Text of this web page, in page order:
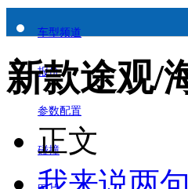
车型频道
报价
参数配置
碰撞
新款途观/
正文